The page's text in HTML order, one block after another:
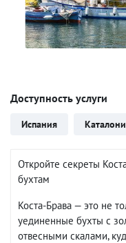
Доступность услуги
Испания
Откройте секреты
бухтам
Коста-Брава — это не
уединенные бухты с
отвесными скалами,